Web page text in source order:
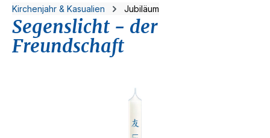
Kirchenjahr & Kasualien Jubiläum
Segenslicht - der
Freundschaft